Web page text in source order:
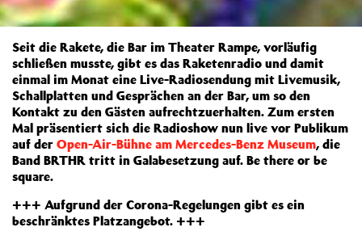
Seit die Rakete, die Bar im Theater Rampe, vorläufig
schließen musste, gibt es das Raketenradio und damit
einmal im Monat eine Live-Radiosendung mit Livemusik,
Schallplatten und Gesprächen an der Bar, um so den
Kontakt zu den Gästen aufrechtzuerhalten. Zum ersten
Mal präsentiert sich die Radioshow nun live vor Publikum
auf der Open-Air-Bühne am Mercedes-Benz Museum, die
Band BRTHR tritt in Galabesetzung auf. Be there or be
square.
+++ Aufgrund der Corona-Regelungen gibt es ein
beschränktes Platzangebot. +++